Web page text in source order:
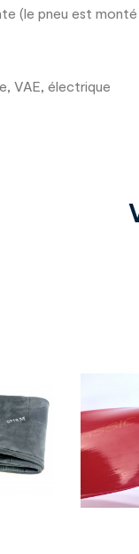
(le pneu est
VAE, électrique